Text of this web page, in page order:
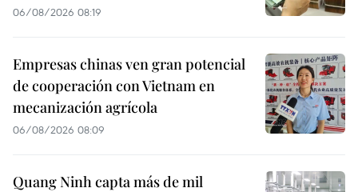
06/08/2026 08:19
Empresas chinas ven gran potencial
de cooperación con Vietnam en
mecanización agrícola
06/08/2026 08:09
Quang Ninh capta más de mil